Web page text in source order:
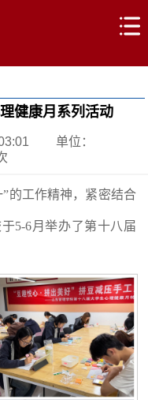
健康月系列活动
单位：
的工作精神，紧密结合
5-6月举办了第十八届